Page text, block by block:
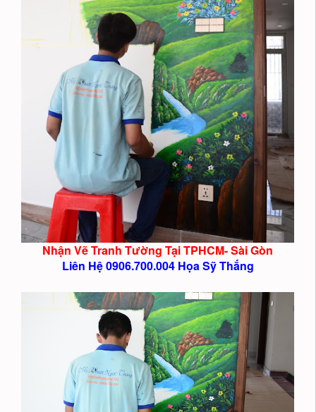
Nhận Vẽ Tranh Tường Tại TPHCM- Sài Gòn
Liên Hệ 0906.700.004 Họa Sỹ Thắng